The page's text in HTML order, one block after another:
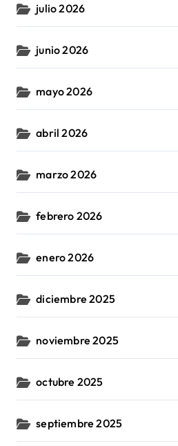
julio 2026
junio 2026
mayo 2026
abril 2026
marzo 2026
febrero 2026
enero 2026
diciembre 2025
noviembre 2025
octubre 2025
septiembre 2025